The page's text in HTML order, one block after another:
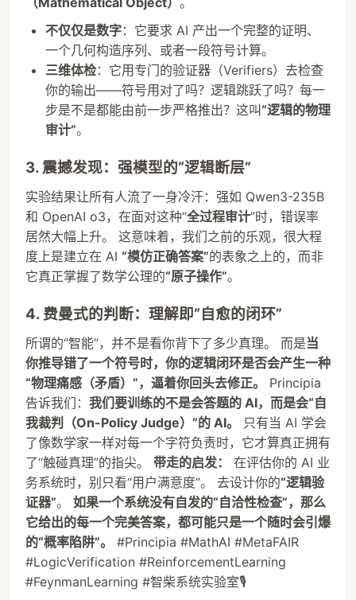
不仅仅是数字：它要求 AI 产出一个完整的证明、
一个几何构造序列、或者一段符号计算。
三维体检：它用专门的验证器（Verifiers）去检查
你的输出——符号用对了吗？逻辑跳跃了吗？每一
步是不是都能由前一步严格推出？这叫 “逻辑的物理
审计”。
3. 震撼发现：强模型的“逻辑断层”
实验结果让所有人流了一身冷汗：强如 Qwen3-235B
和 OpenAI o3，在面对这种“全过程审计”时，错误率
居然大幅上升。 这意味着，我们之前的乐观，很大程
度上是建立在 AI “模仿正确答案”的表象之上的，而非
它真正掌握了数学公理的“原子操作”。
4. 费曼式的判断：理解即“自愈的闭环”
所谓的“智能”，并不是看你背下了多少真理。 而是当
你推导错了一个符号时，你的逻辑闭环是否会产生一种
“物理痛感（矛盾）”，逼着你回头去修正。
Principia
告诉我们： 我们要训练的不是会答题的 AI，而是会“自
我裁判（On-Policy Judge）”的 AI。
只有当 AI 学会
了像数学家一样对每一个字符负责时，它才算真正拥有
了“触碰真理”的指尖。 带走的启发：
在评估你的 AI 业
务系统时，别只看“用户满意度”。 去设计你的“逻辑验
证器”。 如果一个系统没有自发的“自洽性检查”，那么
它给出的每一个完美答案，都可能只是一个随时会引爆
的“概率陷阱”。
#Principia #MathAI #MetaFAIR
#LogicVerification #ReinforcementLearning
#FeynmanLearning #智柴系统实验室🎙️